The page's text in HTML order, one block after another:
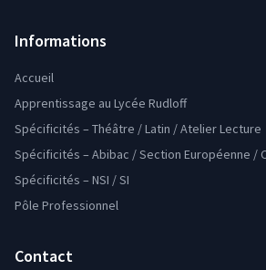
Informations
Accueil
Apprentissage au Lycée Rudloff
Spécificités – Théâtre / Latin / Atelier Lecture
Spécificités – Abibac / Section Européenne /
Spécificités – NSI / SI
Pôle Professionnel
Contact